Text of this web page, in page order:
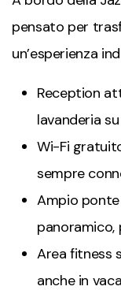
pensato per
un’esperienza
Reception
lavanderia
Wi-Fi
sempre
Ampio
Area fitness
anche in